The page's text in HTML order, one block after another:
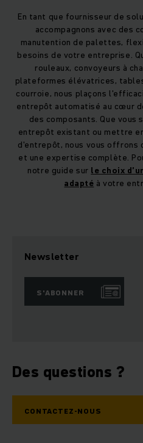
En tant que fournisseur de
accompagnons avec des
manutention de palettes,
besoins de votre entreprise.
rouleaux, convoyeurs à
plateformes élévatrices,
courroie, nous plaçons
entrepôt automatisé au cœur
des composants. Que vous
entrepôt existant ou mettre
d'entrepôt, nous vous offrons
et une expertise complète.
notre guide sur le choix
adapté à votre
Newsletter
S'ABONNER
Des questions ?
CONTACTEZ-NOUS